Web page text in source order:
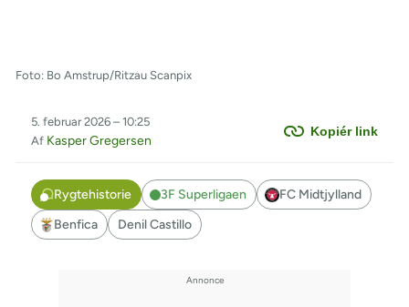
Foto: Bo Amstrup/Ritzau Scanpix
Kopiér link
5. februar 2026 – 10:25
Af Kasper Gregersen
Rygtehistorie 3F Superligaen
FC Midtjylland
Benfica
Denil Castillo